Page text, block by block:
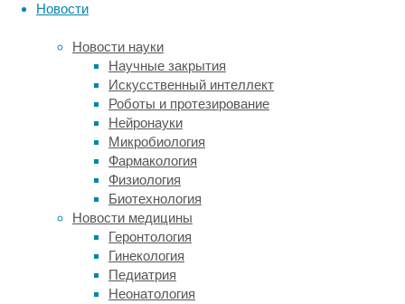
Новости
Новости науки
Научные закрытия
Искусственный интеллект
Роботы и протезирование
Нейронауки
Микробиология
Фармакология
Физиология
Биотехнология
Новости медицины
Геронтология
Гинекология
Педиатрия
Неонатология
слишком
здоровые
ткани.
недавней
статье
Nature
говорится
о
том,
что
здоровые
клетки